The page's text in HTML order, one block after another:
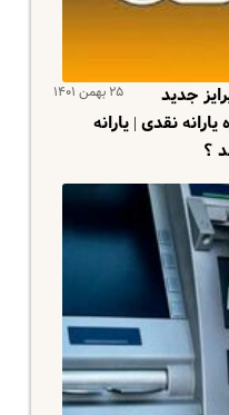
۲۵ بهمن ۱۴۰۱
جدید
یارانه نقدی | یارانه
؟